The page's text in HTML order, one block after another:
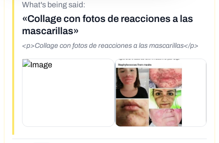
What's being said:
«Collage con fotos de reacciones a las
mascarillas»
<p>Collage con fotos de reacciones a las mascarillas</p>